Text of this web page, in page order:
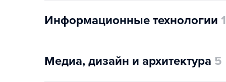
Информационные технологии 1
Медиа, дизайн и архитектура 5